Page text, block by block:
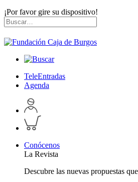
¡Por favor gire su dispositivo!
Skip
to
content
Buscar
por:
TeleEntradas
Agenda
Acceder
a
perfil
personal
Inspeccionar
carrito
Conócenos
La Revista
Descubre las nuevas propuestas